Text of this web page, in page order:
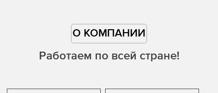
О КОМПАНИИ
Работаем по всей стране!